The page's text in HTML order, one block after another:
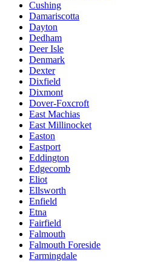
Cushing
Damariscotta
Dayton
Dedham
Deer Isle
Denmark
Dexter
Dixfield
Dixmont
Dover-Foxcroft
East Machias
East Millinocket
Easton
Eastport
Eddington
Edgecomb
Eliot
Ellsworth
Enfield
Etna
Fairfield
Falmouth
Falmouth Foreside
Farmingdale